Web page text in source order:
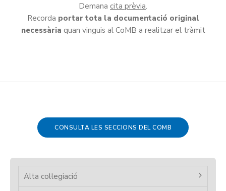
Demana cita prèvia.
Recorda portar tota la documentació original
necessària quan vinguis al CoMB a realitzar el tràmit
CONSULTA LES SECCIONS DEL COMB
Alta col·legiació